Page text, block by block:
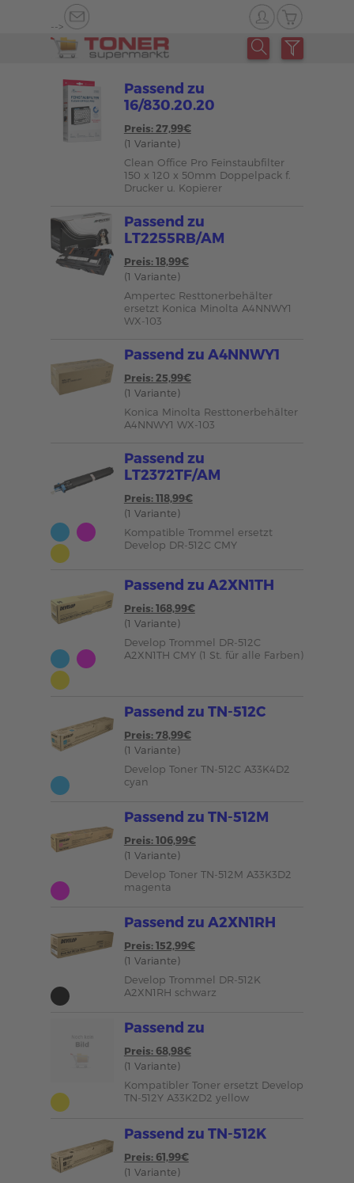
-->
Passend zu
16/830.20.20
Preis: 27,99€
(1 Variante)
Clean Office Pro Feinstaubfilter
150 x 120 x 50mm Doppelpack f.
Drucker u. Kopierer
Passend zu
LT2255RB/AM
Preis: 18,99€
(1 Variante)
Ampertec Resttonerbehälter
ersetzt Konica Minolta A4NNWY1
WX-103
Passend zu A4NNWY1
Preis: 25,99€
(1 Variante)
Konica Minolta Resttonerbehälter
A4NNWY1 WX-103
Passend zu
LT2372TF/AM
Preis: 118,99€
(1 Variante)
Kompatible Trommel ersetzt
Develop DR-512C CMY
Passend zu A2XN1TH
Preis: 168,99€
(1 Variante)
Develop Trommel DR-512C
A2XN1TH CMY (1 St. für alle Farben)
Passend zu TN-512C
Preis: 78,99€
(1 Variante)
Develop Toner TN-512C A33K4D2
cyan
Passend zu TN-512M
Preis: 106,99€
(1 Variante)
Develop Toner TN-512M A33K3D2
magenta
Passend zu A2XN1RH
Preis: 152,99€
(1 Variante)
Develop Trommel DR-512K
A2XN1RH schwarz
Passend zu
Preis: 68,98€
(1 Variante)
Kompatibler Toner ersetzt Develop
TN-512Y A33K2D2 yellow
Passend zu TN-512K
Preis: 61,99€
(1 Variante)